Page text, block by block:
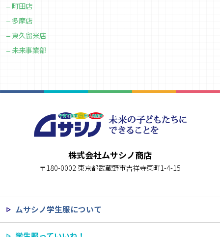
町田店
多摩店
東久留米店
未来事業部
株式会社ムサシノ商店
〒180-0002 東京都武蔵野市吉祥寺東町1-4-15
ムサシノ学生服について